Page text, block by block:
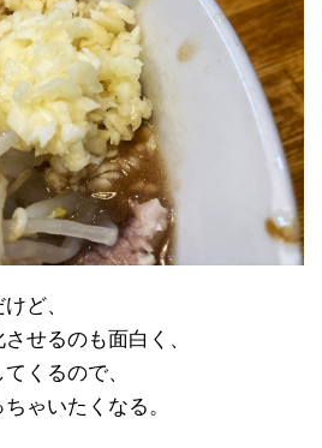
ど、
せるのも面白く、
くるので、
ゃいたくなる。